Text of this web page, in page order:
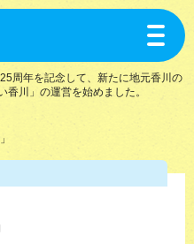
toggle
周年を記念して、新たに地元香川の
川」の運営を始めました。